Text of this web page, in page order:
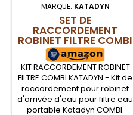
MARQUE: KATADYN
SET DE
RACCORDEMENT
ROBINET FILTRE COMBI
KATADYN
KIT RACCORDEMENT ROBINET
FILTRE COMBI KATADYN - Kit de
raccordement pour robinet
d'arrivée d'eau pour filtre eau
portable Katadyn COMBI.